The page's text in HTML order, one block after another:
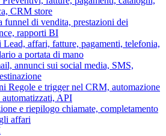
CRM store
funnel di vendita, prestazioni dei
rapporti BI
Lead, affari, fatture, pagamenti, telefonia,
a portata di mano
annunci sui social media, SMS,
Regole e trigger nel CRM, automazione
API
e riepilogo chiamate, completamento
affari